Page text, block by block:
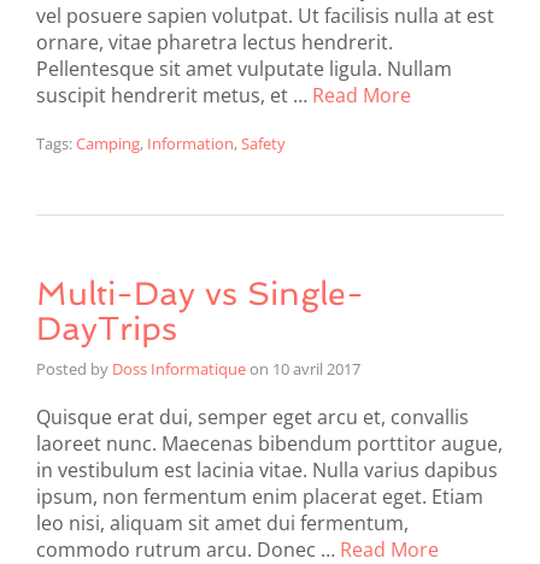
vel posuere sapien volutpat. Ut facilisis nulla at est
ornare, vitae pharetra lectus hendrerit.
Pellentesque sit amet vulputate ligula. Nullam
suscipit hendrerit metus, et … Read More
Tags:Camping, Information,Safety
Multi-Day vs Single-
DayTrips
Posted by Doss Informatiqueon 10 avril 2017
Quisque erat dui, semper eget arcu et, convallis
laoreet nunc. Maecenas bibendum porttitor augue,
in vestibulum est lacinia vitae. Nulla varius dapibus
ipsum, non fermentum enim placerat eget. Etiam
leo nisi, aliquam sit amet dui fermentum,
commodo rutrum arcu. Donec … Read More